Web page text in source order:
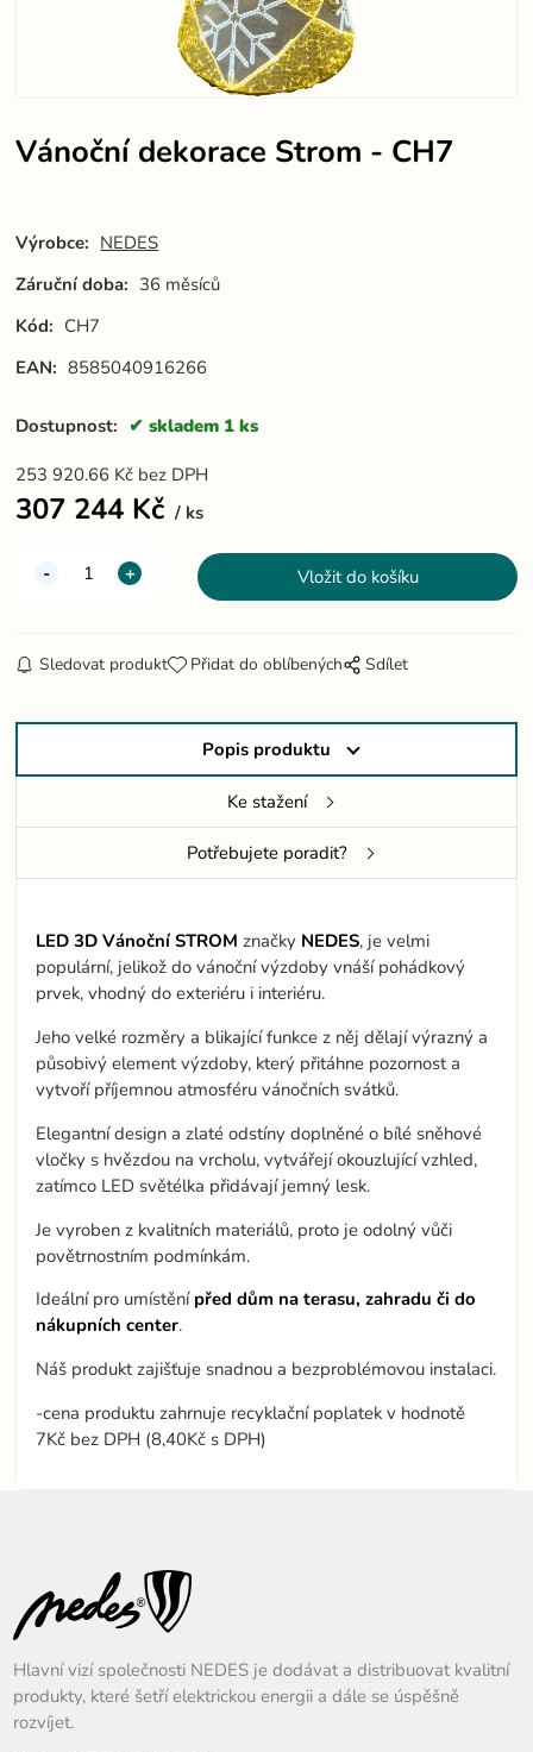
Vánoční dekorace Strom - CH7
Výrobce: NEDES
Záruční doba: 36 měsíců
Kód: CH7
EAN: 8585040916266
Dostupnost: skladem 1 ks
253 920.66 Kč bez DPH
307 244 Kč ks
Sledovat produkt Přidat do oblíbených Sdílet
Popis produktu
Ke stažení
Potřebujete poradit?
LED 3D Vánoční STROM značky NEDES, je velmi
populární, jelikož do vánoční výzdoby vnáší pohádkový
prvek, vhodný do exteriéru i interiéru.
Jeho velké rozměry a blikající funkce z něj dělají výrazný a
působivý element výzdoby, který přitáhne pozornost a
vytvoří příjemnou atmosféru vánočních svátků.
Elegantní design a zlaté odstíny doplněné o bílé sněhové
vločky s hvězdou na vrcholu, vytvářejí okouzlující vzhled,
zatímco LED světélka přidávají jemný lesk.
Je vyroben z kvalitních materiálů, proto je odolný vůči
povětrnostním podmínkám.
Ideální pro umístění před dům na terasu, zahradu či do
nákupních center.
Náš produkt zajišťuje snadnou a bezproblémovou instalaci.
-cena produktu zahrnuje recyklační poplatek v hodnotě
7Kč bez DPH (8,40Kč s DPH)
Hlavní vizí společnosti NEDES je dodávat a distribuovat kvalitní
produkty, které šetří elektrickou energii a dále se úspěšně
rozvíjet.